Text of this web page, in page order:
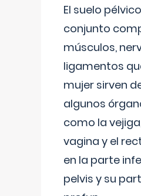
El suelo
conjunto
músculos,
ligamentos
mujer sirven
algunos
como la
vagina y el
en la parte
pelvis y su